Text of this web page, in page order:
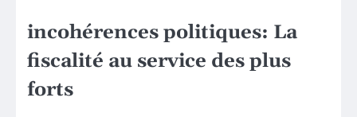
incohérences politiques: La
fiscalité au service des plus
forts